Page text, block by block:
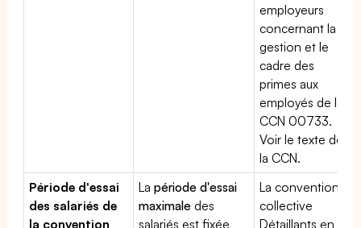
employeurs
concernant la
gestion et le
cadre des
primes aux
employés de la
CCN 00733.
Voir le texte de
la CCN.
Période d'essai
des salariés de
la convention
Lapériode d'essai
maximale des
salariés est fixée
La convention
collective
Détaillants en